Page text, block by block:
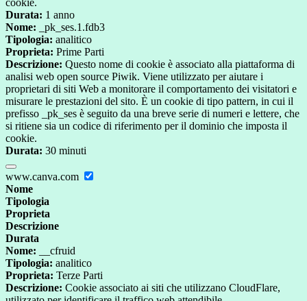
cookie.
Durata: 1 anno
Nome: _pk_ses.1.fdb3
Tipologia: analitico
Proprieta: Prime Parti
Descrizione: Questo nome di cookie è associato alla piattaforma di
analisi web open source Piwik. Viene utilizzato per aiutare i
proprietari di siti Web a monitorare il comportamento dei visitatori e
misurare le prestazioni del sito. È un cookie di tipo pattern, in cui il
prefisso _pk_ses è seguito da una breve serie di numeri e lettere, che
si ritiene sia un codice di riferimento per il dominio che imposta il
cookie.
Durata: 30 minuti
www.canva.com
Nome
Tipologia
Proprieta
Descrizione
Durata
Nome: __cfruid
Tipologia: analitico
Proprieta: Terze Parti
Descrizione: Cookie associato ai siti che utilizzano CloudFlare,